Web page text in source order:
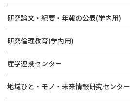
研究論文・紀要・年報の公表(学内用)
研究倫理教育(学内用)
産学連携センター
地域ひと・モノ・未来情報研究センター